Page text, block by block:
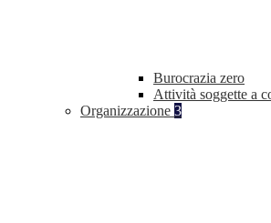
Burocrazia zero
Attività soggette a
Organizzazione 3